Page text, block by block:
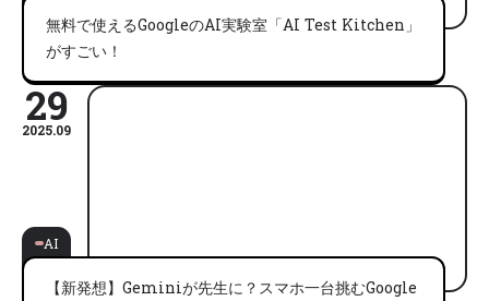
無料で使えるGoogleのAI実験室「AI Test Kitchen」
がすごい！
29
2025.09
AI
【新発想】Geminiが先生に？スマホ一台挑むGoogle